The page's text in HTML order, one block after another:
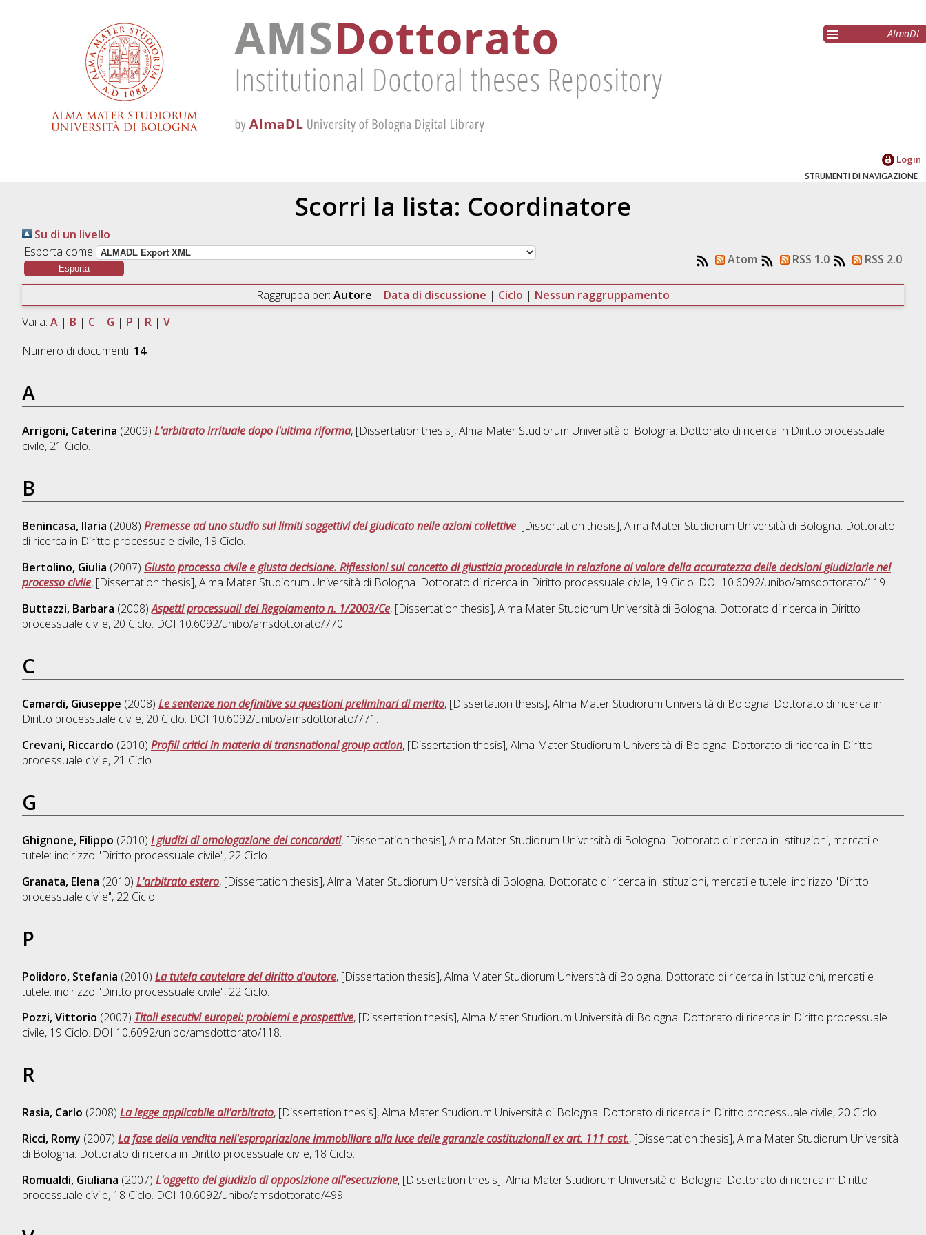
AlmaDL
Login
STRUMENTI DI NAVIGAZIONE
Scorri la lista: Coordinatore
Su di un livello
Esporta come
Atom RSS 1.0 RSS 2.0
Raggruppa per: Autore | Data di discussione | Ciclo | Nessun raggruppamento
Vai a: A| B | C| G | P | R| V
Numero di documenti: 14.
A
Arrigoni, Caterina (2009) L'arbitrato irrituale dopo l'ultima riforma, [Dissertation thesis], Alma Mater Studiorum Università di Bologna. Dottorato di ricerca in Diritto processuale
civile, 21 Ciclo.
B
Benincasa, Ilaria (2008) Premesse ad uno studio sui limiti soggettivi del giudicato nelle azioni collettive, [Dissertation thesis], Alma Mater Studiorum Università di Bologna. Dottorato
di ricerca in Diritto processuale civile, 19 Ciclo.
Bertolino, Giulia (2007) Giusto processo civile e giusta decisione. Riflessioni sul concetto di giustizia procedurale in relazione al valore della accuratezza delle decisioni giudiziarie nel
processo civile, [Dissertation thesis], Alma Mater Studiorum Università di Bologna. Dottorato di ricerca in Diritto processuale civile, 19 Ciclo. DOI 10.6092/unibo/amsdottorato/119.
Buttazzi, Barbara (2008)Aspetti processuali del Regolamento n. 1/2003/Ce, [Dissertation thesis], Alma Mater Studiorum Università di Bologna. Dottorato di ricerca in Diritto
processuale civile, 20 Ciclo. DOI 10.6092/unibo/amsdottorato/770.
C
Camardi, Giuseppe (2008) Le sentenze non definitive su questioni preliminari di merito, [Dissertation thesis], Alma Mater Studiorum Università di Bologna. Dottorato di ricerca in
Diritto processuale civile, 20 Ciclo. DOI 10.6092/unibo/amsdottorato/771.
Crevani, Riccardo (2010) Profili critici in materia di transnational group action, [Dissertation thesis], Alma Mater Studiorum Università di Bologna. Dottorato di ricerca in Diritto
processuale civile, 21 Ciclo.
G
Ghignone, Filippo (2010) I giudizi di omologazione dei concordati, [Dissertation thesis], Alma Mater Studiorum Università di Bologna. Dottorato di ricerca in Istituzioni, mercati e
tutele: indirizzo "Diritto processuale civile", 22 Ciclo.
Granata, Elena (2010) L'arbitrato estero, [Dissertation thesis], Alma Mater Studiorum Università di Bologna. Dottorato di ricerca in Istituzioni, mercati e tutele: indirizzo "Diritto
processuale civile", 22 Ciclo.
P
Polidoro, Stefania (2010) La tutela cautelare del diritto d'autore, [Dissertation thesis], Alma Mater Studiorum Università di Bologna. Dottorato di ricerca in Istituzioni, mercati e
tutele: indirizzo "Diritto processuale civile", 22 Ciclo.
Pozzi, Vittorio (2007) Titoli esecutivi europei: problemi e prospettive, [Dissertation thesis], Alma Mater Studiorum Università di Bologna. Dottorato di ricerca in Diritto processuale
civile, 19 Ciclo. DOI 10.6092/unibo/amsdottorato/118.
R
Rasia, Carlo (2008) La legge applicabile all'arbitrato, [Dissertation thesis], Alma Mater Studiorum Università di Bologna. Dottorato di ricerca in Diritto processuale civile, 20 Ciclo.
Ricci, Romy (2007) La fase della vendita nell'espropriazione immobiliare alla luce delle garanzie costituzionali ex art. 111 cost., [Dissertation thesis], Alma Mater Studiorum Università
di Bologna. Dottorato di ricerca in Diritto processuale civile, 18 Ciclo.
Romualdi, Giuliana (2007) L'oggetto del giudizio di opposizione all'esecuzione, [Dissertation thesis], Alma Mater Studiorum Università di Bologna. Dottorato di ricerca in Diritto
processuale civile, 18 Ciclo. DOI 10.6092/unibo/amsdottorato/499.